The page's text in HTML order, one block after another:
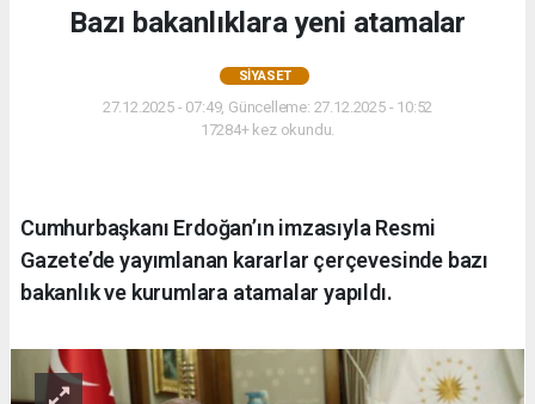
Bazı bakanlıklara yeni atamalar
SIYASET
27.12.2025 - 07:49, Güncelleme: 27.12.2025 - 10:52
17284+ kez okundu.
Cumhurbaşkanı Erdoğan’ın imzasıyla Resmi
Gazete’de yayımlanan kararlar çerçevesinde bazı
bakanlık ve kurumlara atamalar yapıldı.